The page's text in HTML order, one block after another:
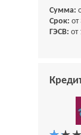
Сумма:
Срок: от
ГЭСВ: от